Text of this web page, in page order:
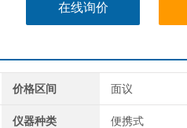
在线询价
价格区间 面议
仪器种类 便携式